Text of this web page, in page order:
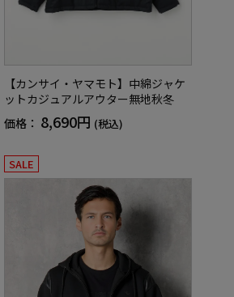
【カンサイ・ヤマモト】中綿ジャケ
ットカジュアルアウター無地秋冬
価格： 8,690円 (税込)
SALE